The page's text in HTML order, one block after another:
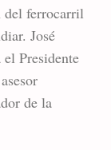
del ferrocarril
José
Presidente
de la